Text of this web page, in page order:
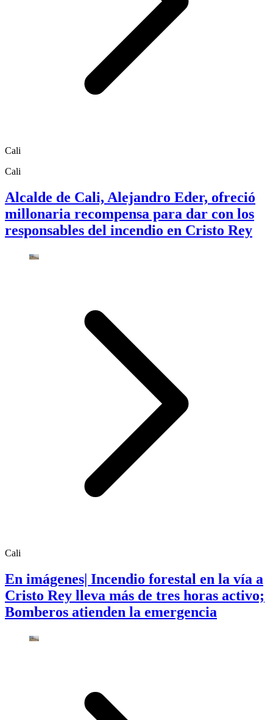
Cali
Cali
Alcalde de Cali, Alejandro Eder, ofreció
millonaria recompensa para dar con los
responsables del incendio en Cristo Rey
Cali
En imágenes| Incendio forestal en la vía a
Cristo Rey lleva más de tres horas activo;
Bomberos atienden la emergencia